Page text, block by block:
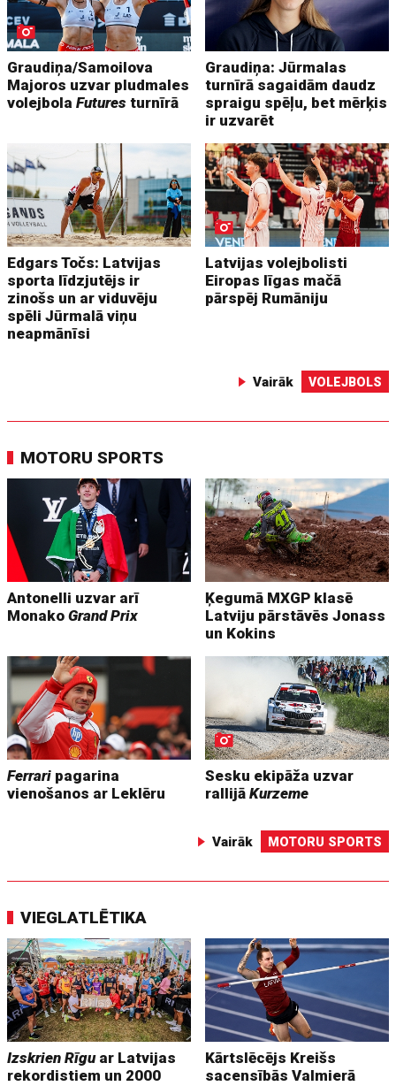
Graudiņa/Samoilova
Majoros uzvar pludmales
volejbolaFutures turnīrā
Graudiņa: Jūrmalas
turnīrā sagaidām daudz
spraigu spēļu, bet mērķis
ir uzvarēt
Edgars Točs: Latvijas
sporta līdzjutējs ir
zinošs un ar viduvēju
spēli Jūrmalā viņu
neapmānīsi
Latvijas volejbolisti
Eiropas līgas mačā
pārspēj Rumāniju
Vairāk VOLEJBOLS
MOTORU SPORTS
Antonelli uzvar arī
MonakoGrand Prix
Ķegumā MXGP klasē
Latviju pārstāvēs Jonass
un Kokins
Ferrari pagarina
vienošanos ar Leklēru
Sesku ekipāža uzvar
rallijāKurzeme
Vairāk MOTORU SPORTS
VIEGLATLĒTIKA
Izskrien Rīguar Latvijas
rekordistiem un 2000
Kārtslēcējs Kreišs
sacensībās Valmierā